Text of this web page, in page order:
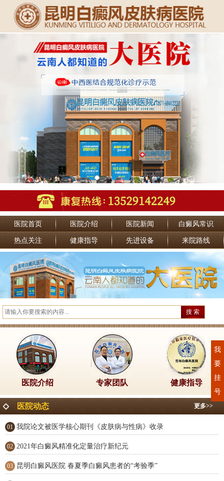
医院首页 医院介绍 医院新闻 白癜风常识
热点关注 健康指导 先进设备 来院路线
医院介绍 专家团队 健康指导
更多>>
医院动态
01 我院论文被医学核心期刊《皮肤病与性病》收录
02 2021年白癜风精准化定量治疗新纪元
03 昆明白癜风医院 春夏季白癜风患者的“考验季”
我
要
挂
号